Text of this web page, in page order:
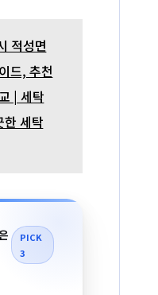
적성면
드, 추천
| 세탁
한 세탁
PICK
3